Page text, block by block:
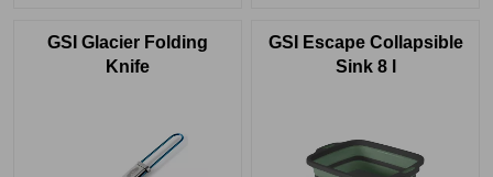
GSI Glacier Folding
Knife
GSI Escape Collapsible
Sink 8 l